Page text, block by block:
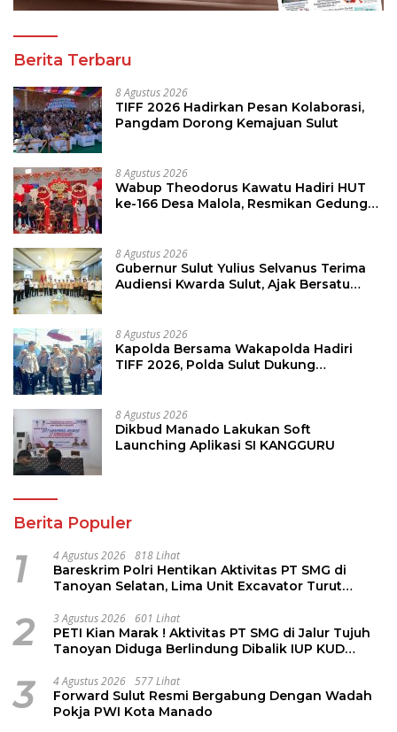
Berita Terbaru
8 Agustus 2026
TIFF 2026 Hadirkan Pesan Kolaborasi,
Pangdam Dorong Kemajuan Sulut
8 Agustus 2026
Wabup Theodorus Kawatu Hadiri HUT
ke-166 Desa Malola, Resmikan Gedung
8 Agustus 2026
Gubernur Sulut Yulius Selvanus Terima
Audiensi Kwarda Sulut, Ajak Bersatu
8 Agustus 2026
Kapolda Bersama Wakapolda Hadiri
TIFF 2026, Polda Sulut Dukung
8 Agustus 2026
Dikbud Manado Lakukan Soft
Launching Aplikasi SI KANGGURU
Berita Populer
1 4 Agustus 2026 818 Lihat
Bareskrim Polri Hentikan Aktivitas PT SMG di
Tanoyan Selatan, Lima Unit Excavator Turut
2 3 Agustus 2026 601 Lihat
PETI Kian Marak ! Aktivitas PT SMG di Jalur Tujuh
Tanoyan Diduga Berlindung Dibalik IUP KUD
3 4 Agustus 2026 577 Lihat
Forward Sulut Resmi Bergabung Dengan Wadah
Pokja PWI Kota Manado